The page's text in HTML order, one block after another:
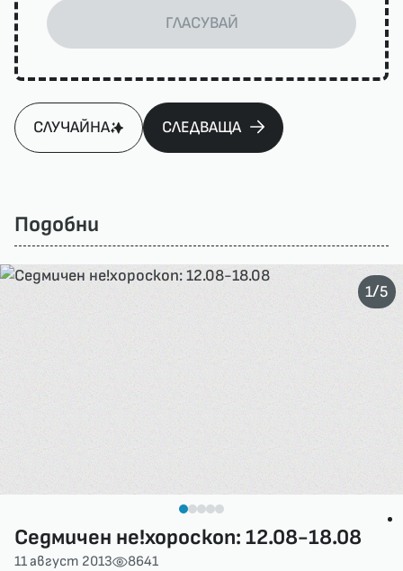
ГЛАСУВАЙ
СЛУЧАЙНА СЛЕДВАЩА
Подобни
Седмичен не!хороскоп: 12.08-18.08
11 август 2013 8641
1/5